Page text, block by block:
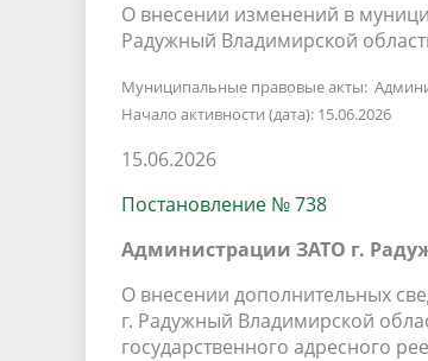
О внесении изменений в
Радужный Владимирской
Муниципальные правовые акты:
Начало активности (дата): 15.06.2026
15.06.2026
Постановление № 738
Администрации ЗАТО г.
О внесении дополнительных
г. Радужный Владимирской
государственного адресного